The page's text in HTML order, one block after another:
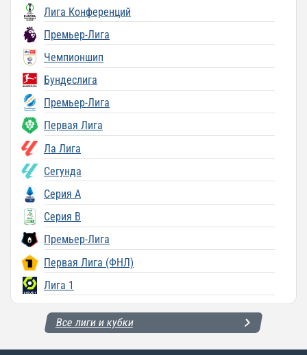
Лига Конференций
Премьер-Лига
Чемпионшип
Бундеслига
Премьер-Лига
Первая Лига
Ла Лига
Сегунда
Серия A
Серия B
Премьер-Лига
Первая Лига (ФНЛ)
Лига 1
Все лиги и кубки